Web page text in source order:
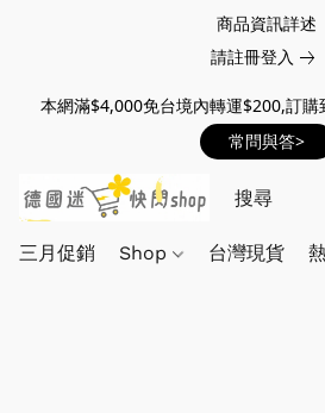
商品資訊詳述
請註冊登入
本網滿$4,000免台境內轉運$200,訂購
常問與答>
三月促銷 Shop 台灣現貨